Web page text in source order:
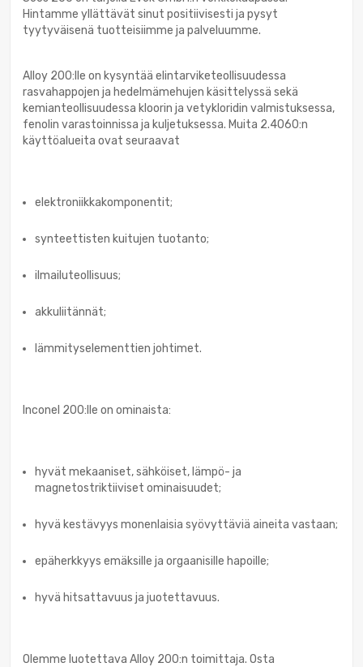
Hintamme yllättävät sinut positiivisesti ja pysyt
tyytyväisenä tuotteisiimme ja palveluumme.
Alloy 200:lle on kysyntää elintarviketeollisuudessa
rasvahappojen ja hedelmämehujen käsittelyssä sekä
kemianteollisuudessa kloorin ja vetykloridin valmistuksessa,
fenolin varastoinnissa ja kuljetuksessa. Muita 2.4060:n
käyttöalueita ovat seuraavat
elektroniikkakomponentit;
synteettisten kuitujen tuotanto;
ilmailuteollisuus;
akkuliitännät;
lämmityselementtien johtimet.
Inconel 200:lle on ominaista:
hyvät mekaaniset, sähköiset, lämpö- ja
magnetostriktiiviset ominaisuudet;
hyvä kestävyys monenlaisia syövyttäviä aineita vastaan;
epäherkkyys emäksille ja orgaanisille hapoille;
hyvä hitsattavuus ja juotettavuus.
Olemme luotettava Alloy 200:n toimittaja. Osta